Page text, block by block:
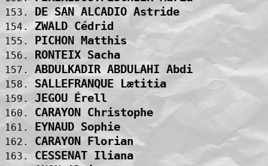
153. DE SAN ALCADIO Astride
154. ZWALD Cédrid
155. PICHON Matthis
156. RONTEIX Sacha
157. ABDULKADIR ABDULAHI Abdi
158. SALLEFRANQUE Lætitia
159. JEGOU Érell
160. CARAYON Christophe
161. EYNAUD Sophie
162. CARAYON Florian
163. CESSENAT Iliana